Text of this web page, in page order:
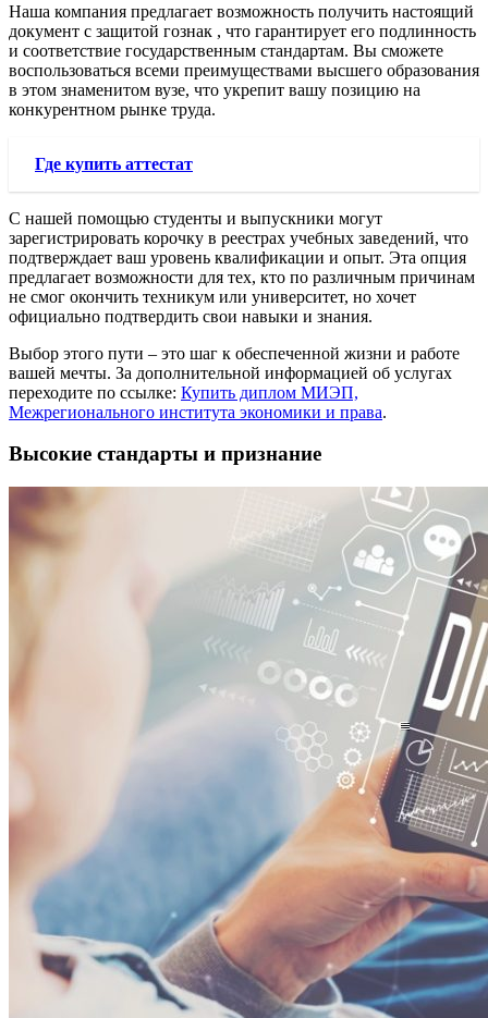
Наша компания предлагает возможность получить настоящий
документ с защитой гознак , что гарантирует его подлинность
и соответствие государственным стандартам. Вы сможете
воспользоваться всеми преимуществами высшего образования
в этом знаменитом вузе, что укрепит вашу позицию на
конкурентном рынке труда.
Где купить аттестат
С нашей помощью студенты и выпускники могут
зарегистрировать корочку в реестрах учебных заведений, что
подтверждает ваш уровень квалификации и опыт. Эта опция
предлагает возможности для тех, кто по различным причинам
не смог окончить техникум или университет, но хочет
официально подтвердить свои навыки и знания.
Выбор этого пути – это шаг к обеспеченной жизни и работе
вашей мечты. За дополнительной информацией об услугах
переходите по ссылке: Купить диплом МИЭП,
Межрегионального института экономики и права.
Высокие стандарты и признание